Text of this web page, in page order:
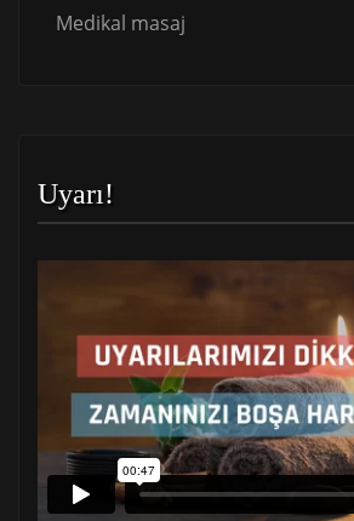
Medikal masaj
Uyarı!